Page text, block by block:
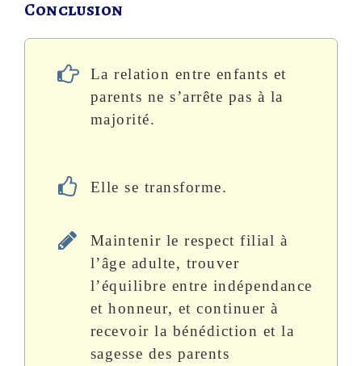
Conclusion
La relation entre enfants et
parents ne s’arrête pas à la
majorité.
Elle se transforme.
Maintenir le respect filial à
l’âge adulte, trouver
l’équilibre entre indépendance
et honneur, et continuer à
recevoir la bénédiction et la
sagesse des parents